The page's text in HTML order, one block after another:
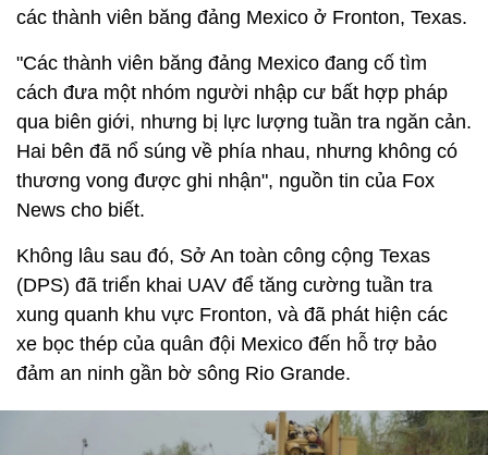
các thành viên băng đảng Mexico ở Fronton, Texas.
"Các thành viên băng đảng Mexico đang cố tìm
cách đưa một nhóm người nhập cư bất hợp pháp
qua biên giới, nhưng bị lực lượng tuần tra ngăn cản.
Hai bên đã nổ súng về phía nhau, nhưng không có
thương vong được ghi nhận", nguồn tin của Fox
News cho biết.
Không lâu sau đó, Sở An toàn công cộng Texas
(DPS) đã triển khai UAV để tăng cường tuần tra
xung quanh khu vực Fronton, và đã phát hiện các
xe bọc thép của quân đội Mexico đến hỗ trợ bảo
đảm an ninh gần bờ sông Rio Grande.